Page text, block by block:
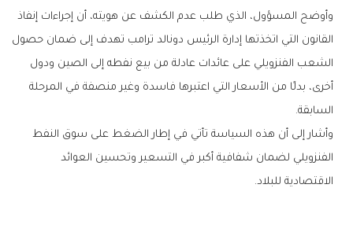
وأوضح المسؤول، الذي طلب عدم الكشف عن هويته، أن إجراءات إنفاذ
القانون التي اتخذتها إدارة الرئيس دونالد ترامب تهدف إلى ضمان حصول
الشعب الفنزويلي على عائدات عادلة من بيع نفطه إلى الصين ودول
أخرى، بدلًا من الأسعار التي اعتبرها فاسدة وغير منصفة في المرحلة
السابقة.
وأشار إلى أن هذه السياسة تأتي في إطار الضغط على سوق النفط
الفنزويلي لضمان شفافية أكبر في التسعير وتحسين العوائد
الاقتصادية للبلاد.